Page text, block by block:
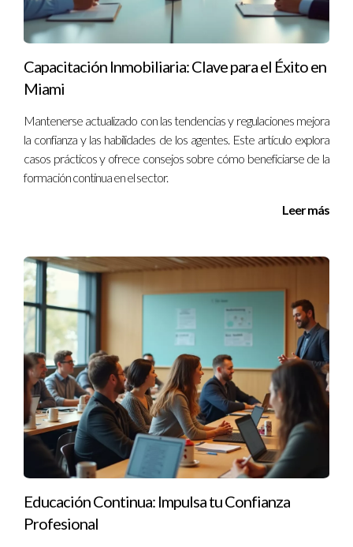
Sí, muchos empleadores valoran las habilidades actualizadas.
La educación continua puede hacerte más atractivo para los
nuevas oportunidades laborales.
la educación continua, no dudes en contactarme. Soy Ignacio
Valenzuela, un experto en desarrollo profesional, listo para
guiarte en este camino transformador. Puedes llamarme al
Capacitación Inmobiliaria: Clave para el Éxito en
Miami
Mantenerse actualizado con las tendencias y regulaciones mejora
la confianza y las habilidades de los agentes. Este artículo explora
casos prácticos y ofrece consejos sobre cómo beneficiarse de la
formación continua en el sector.
Leer más
Educación Continua: Impulsa tu Confianza
Profesional